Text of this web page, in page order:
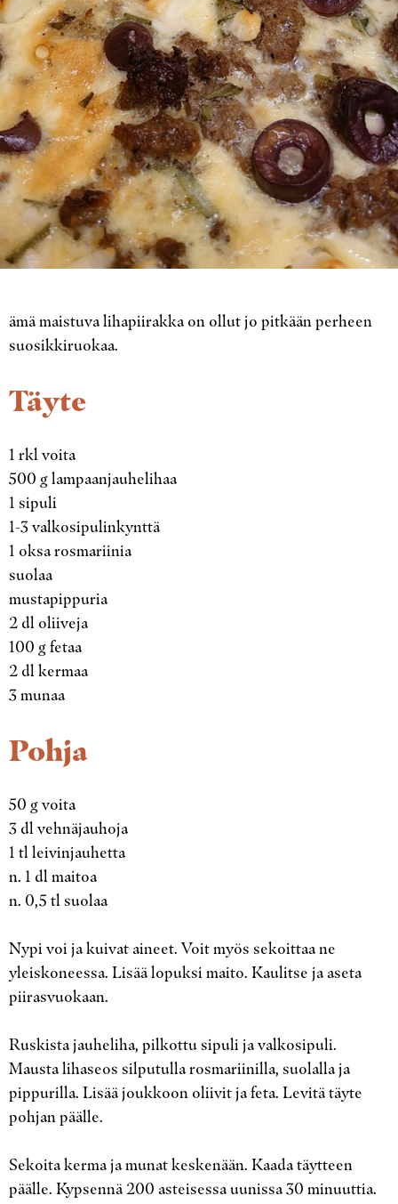
ämä maistuva lihapiirakka on ollut jo pitkään perheen
suosikkiruokaa.
Täyte
1 rkl voita
500 g lampaanjauhelihaa
1 sipuli
1-3 valkosipulinkynttä
1 oksa rosmariinia
suolaa
mustapippuria
2 dl oliiveja
100 g fetaa
2 dl kermaa
3 munaa
Pohja
50 g voita
3 dl vehnäjauhoja
1 tl leivinjauhetta
n. 1 dl maitoa
n. 0,5 tl suolaa
Nypi voi ja kuivat aineet. Voit myös sekoittaa ne
yleiskoneessa. Lisää lopuksi maito. Kaulitse ja aseta
piirasvuokaan.
Ruskista jauheliha, pilkottu sipuli ja valkosipuli.
Mausta lihaseos silputulla rosmariinilla, suolalla ja
pippurilla. Lisää joukkoon oliivit ja feta. Levitä täyte
pohjan päälle.
Sekoita kerma ja munat keskenään. Kaada täytteen
päälle. Kypsennä 200 asteisessa uunissa 30 minuuttia.